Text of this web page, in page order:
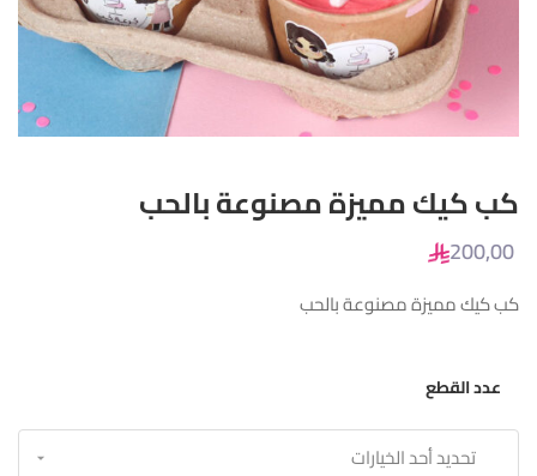
كب كيك مميزة مصنوعة بالحب
200,00
كب كيك مميزة مصنوعة بالحب
عدد القطع